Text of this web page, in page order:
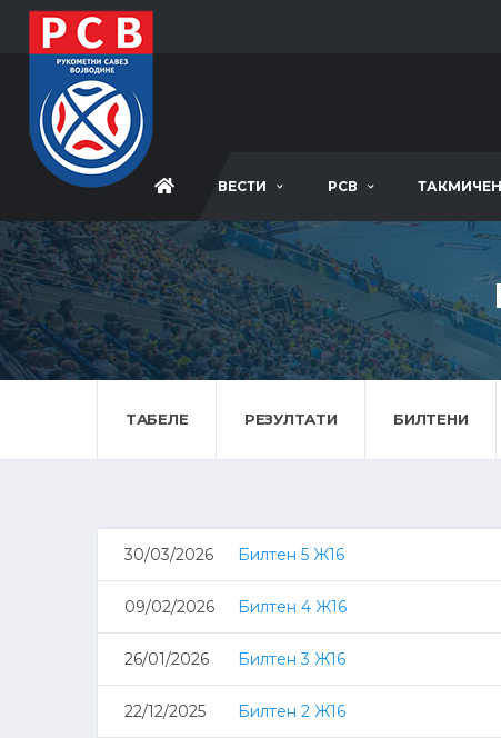
ВЕСТИ РСВ
ТАБЕЛЕ РЕЗУЛТАТИ БИЛТЕНИ
30/03/2026 Билтен 5 Ж16
09/02/2026 Билтен 4 Ж16
26/01/2026 Билтен 3 Ж16
22/12/2025 Билтен 2 Ж16